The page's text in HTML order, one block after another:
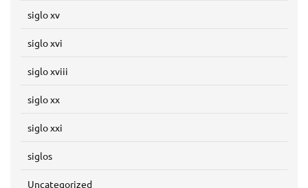
siglo xv
siglo xvi
siglo xviii
siglo xx
siglo xxi
siglos
Uncategorized